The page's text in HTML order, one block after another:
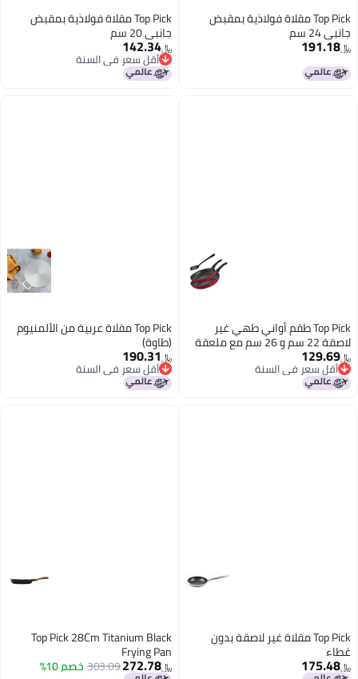
Top Pick مقلاة فولاذية بمقبض
جانبي 24 سم
﷼‏191.18
Top Pick مقلاة فولاذية بمقبض
جانبي 20 سم
﷼‏142.34
أقل سعر في السنة
أقل سعر في السنة
Top Pick طقم أواني طهي غير
لاصقة 22 سم و 26 سم مع ملعقة
تقليب
﷼‏129.69
أقل سعر في السنة
أقل سعر في السنة
Top Pick مقلاة عربية من الألمنيوم
(طاوة)
﷼‏190.31
أقل سعر في السنة
أقل سعر في السنة
Top Pick مقلاة غير لاصقة بدون
غطاء
﷼‏175.48
Top Pick 28Cm Titanium Black
Frying Pan
﷼‏272.78
303.09خصم 10%